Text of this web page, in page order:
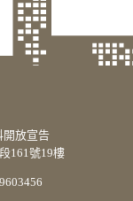
開放宣告
161號19樓